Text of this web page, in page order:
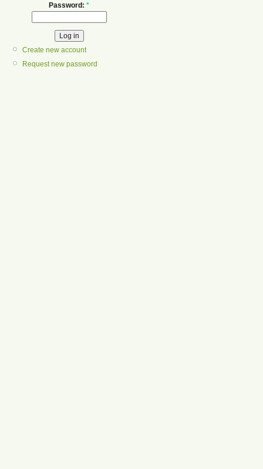
Password: *
Create new account
Request new password